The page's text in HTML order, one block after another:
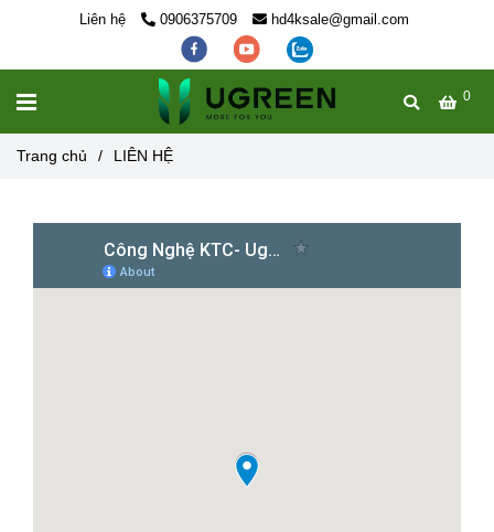
Liên hệ 0906375709 hd4ksale@gmail.com
0
Trang chủ / LIÊN HỆ